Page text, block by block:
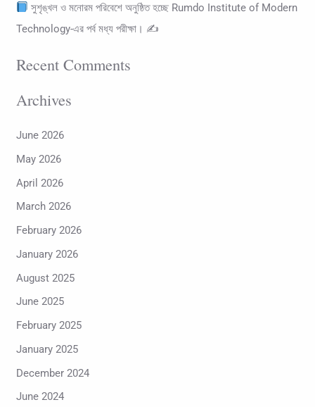
সুশৃঙ্খল ও মনোরম পরিবেশে অনুষ্ঠিত হচ্ছে Rumdo Institute of Modern
Technology-এর পর্ব মধ্য পরীক্ষা। ✍
Recent Comments
Archives
June 2026
May 2026
April 2026
March 2026
February 2026
January 2026
August 2025
June 2025
February 2025
January 2025
December 2024
June 2024